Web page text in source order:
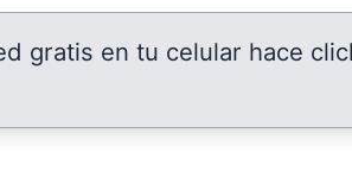
gratis en tu celular hace